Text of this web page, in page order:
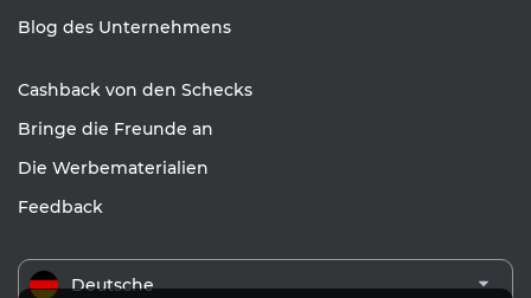
Blog des Unternehmens
Cashback von den Schecks
Bringe die Freunde an
Die Werbematerialien
Feedback
Deutsche